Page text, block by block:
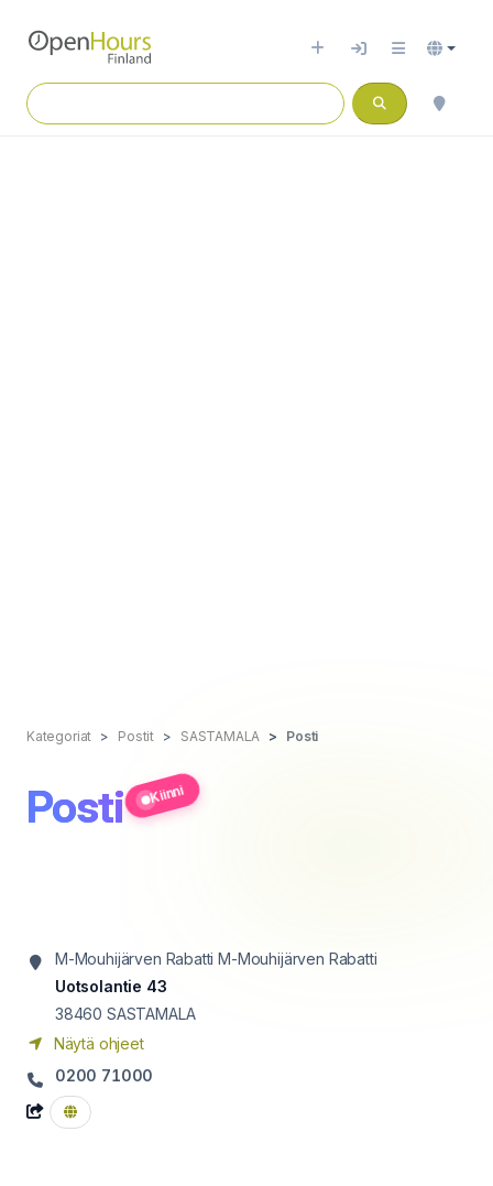
Kategoriat Postit SASTAMALA Posti
Posti Kiinni
M-Mouhijärven Rabatti M-Mouhijärven Rabatti
Uotsolantie 43
38460 SASTAMALA
Näytä ohjeet
0200 71000